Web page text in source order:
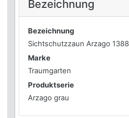
Bezeichnung
Bezeichnung
Sichtschutzzaun Arzago 1388
Marke
Traumgarten
Produktserie
Arzago grau